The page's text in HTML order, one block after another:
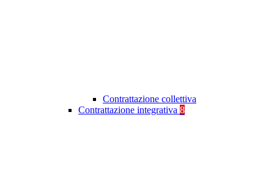
Contrattazione collettiva
Contrattazione integrativa 8